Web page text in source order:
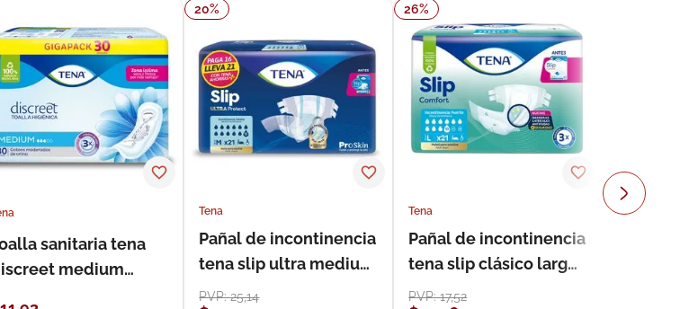
sanitaria tena
medium
20%
Tena
Pañal de incontinencia
tena slip ultra medium
21 unidades
PVP:25,14
26%
Tena
Pañal de incontinencia
tena slip clásico large
21 unidades
PVP:17,52